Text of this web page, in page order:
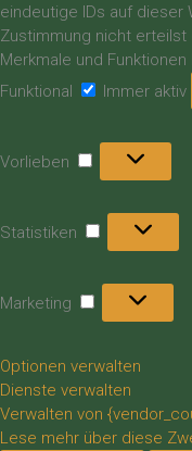
eindeutige IDs auf dieser
Zustimmung nicht
Merkmale und
Funktional
Funktional
Immer aktiv
Vorlieben Vorlieben
Statistiken Statistiken
Marketing Marketing
Optionen verwalten
Dienste verwalten
Verwalten von
Lese mehr über diese